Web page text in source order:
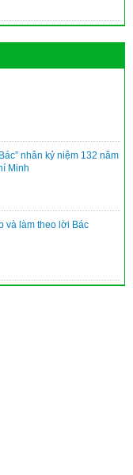
nhân kỷ niệm 132 năm
Minh
và làm theo lời Bác